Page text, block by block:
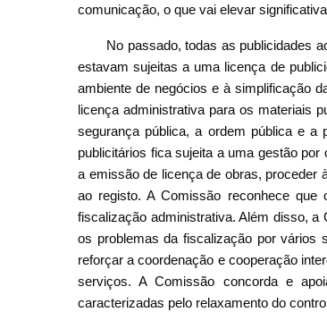
comunicação, o que vai elevar
No passado, todas as publicidades
estavam sujeitas a uma licença de
ambiente de negócios e à simplificação
licença administrativa para os materiais
segurança pública, a ordem pública e a
publicitários fica sujeita a uma gestão
a emissão de licença de obras, proceder
ao registo. A Comissão reconhece que
fiscalização administrativa. Além disso,
os problemas da fiscalização por vários
reforçar a coordenação e cooperação
serviços. A Comissão concorda e
caracterizadas pelo relaxamento do